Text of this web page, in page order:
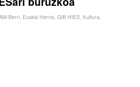
Berri, Euskal Herria, GIB HIES, Kultura,